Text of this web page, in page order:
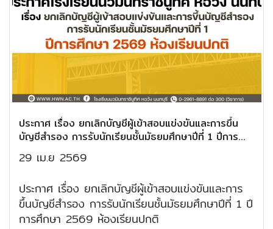
ประกาศ เรื่อง ยกเลิกบัญชีผู้เข้าสอบแข่งขันและการขึ้น
บัญชีสำรอง การรับนักเรียนชั้นมัธยมศึกษาปีที่ 1 ปีการ
ศึกษา 2569 ห้องเรียนปกติ
29 เม.ย 2569
ประกาศ เรื่อง ยกเลิกบัญชีผู้เข้าสอบแข่งขันและการ
ขึ้นบัญชีสำรอง การรับนักเรียนชั้นมัธยมศึกษาปีที่ 1 ปี
การศึกษา 2569 ห้องเรียนปกติ